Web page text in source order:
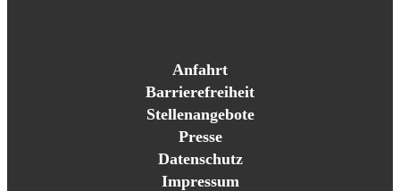
Anfahrt
Barrierefreiheit
Stellenangebote
Presse
Datenschutz
Impressum